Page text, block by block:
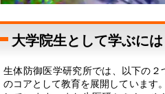
大学院生として学ぶには
生体防御医学研究所では、以下の
のコアとして教育を展開しています